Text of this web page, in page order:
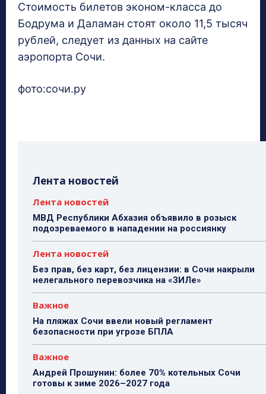
Стоимость билетов эконом-класса до
Бодрума и Даламан стоят около 11,5 тысяч
рублей, следует из данных на сайте
аэропорта Сочи.
фото:сочи.ру
Лента новостей
Лента новостей
МВД Республики Абхазия объявило в розыск
подозреваемого в нападении на россиянку
Лента новостей
Без прав, без карт, без лицензии: в Сочи накрыли
нелегального перевозчика на «ЗИЛе»
Важное
На пляжах Сочи ввели новый регламент
безопасности при угрозе БПЛА
Важное
Андрей Прошунин: более 70% котельных Сочи
готовы к зиме 2026–2027 года